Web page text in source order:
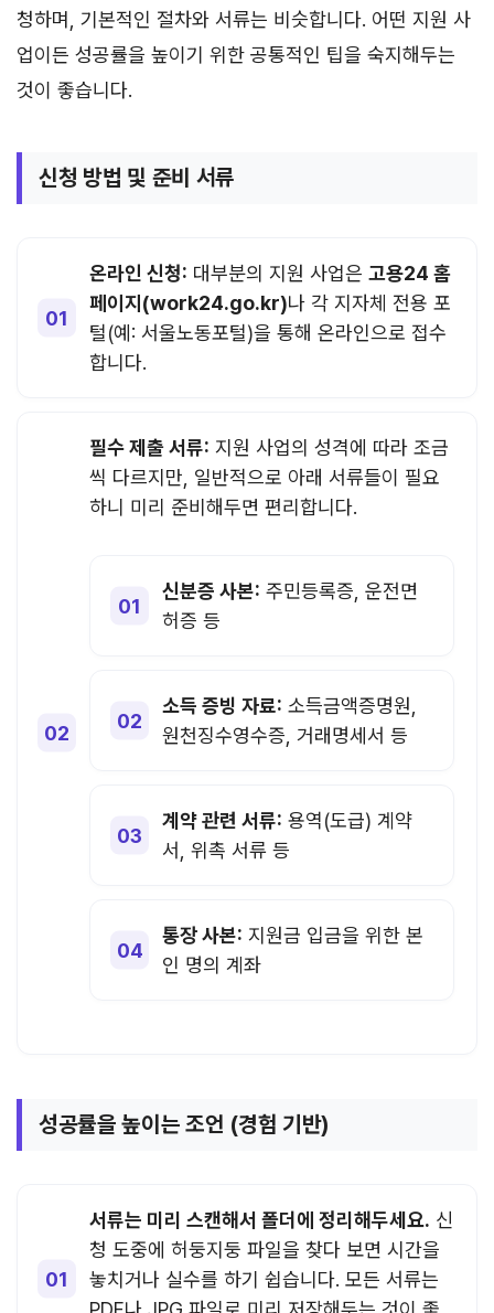
청하며, 기본적인 절차와 서류는 비슷합니다. 어떤 지원 사
업이든 성공률을 높이기 위한 공통적인 팁을 숙지해두는
것이 좋습니다.
신청 방법 및 준비 서류
온라인 신청: 대부분의 지원 사업은 고용24 홈
페이지(work24.go.kr)나 각 지자체 전용 포
털(예: 서울노동포털)을 통해 온라인으로 접수
합니다.
필수 제출 서류: 지원 사업의 성격에 따라 조금
씩 다르지만, 일반적으로 아래 서류들이 필요
하니 미리 준비해두면 편리합니다.
신분증 사본: 주민등록증, 운전면
허증 등
소득 증빙 자료: 소득금액증명원,
원천징수영수증, 거래명세서 등
계약 관련 서류: 용역(도급) 계약
서, 위촉 서류 등
통장 사본: 지원금 입금을 위한 본
인 명의 계좌
성공률을 높이는 조언 (경험 기반)
서류는 미리 스캔해서 폴더에 정리해두세요. 신
청 도중에 허둥지둥 파일을 찾다 보면 시간을
놓치거나 실수를 하기 쉽습니다. 모든 서류는